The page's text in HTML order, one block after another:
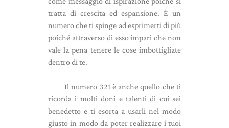
tratta di crescita ed espansione. È un
numero che ti spinge ad esprimerti di più
poiché attraverso di esso impari che non
vale la pena tenere le cose imbottigliate
dentro di te.
Il numero 321 è anche quello che ti
ricorda i molti doni e talenti di cui sei
benedetto e ti esorta a usarli nel modo
giusto in modo da poter realizzare i tuoi